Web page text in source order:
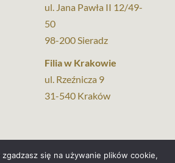
ul. Jana Pawła II 12/49-
50
98-200 Sieradz
Filia w Krakowie
ul. Rzeźnicza 9
31-540 Kraków
się na używanie plików cookie,